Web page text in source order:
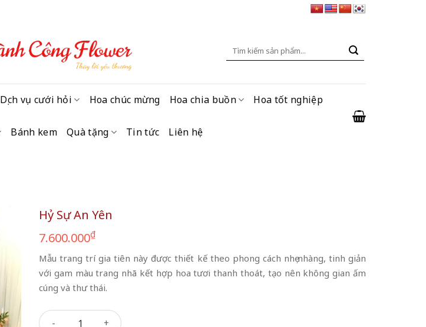
Tìm
Dịch vụ cưới hỏi Hoa chúc mừng Hoa chia buồn Hoa tốt nghiệp
Bánh kem Quà tặng Tin tức Liên hệ
Hỷ Sự An Yên
7.600.000₫
Mẫu trang trí gia tiên này được thiết kế theo phong cách nhẹ nhàng, tinh giản
với gam màu trang nhã kết hợp hoa tươi thanh thoát, tạo nên không gian ấm
cúng và thư thái.
Hỷ Sự An Yên số lượng